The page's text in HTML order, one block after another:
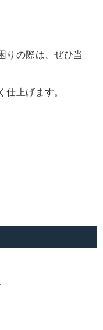
りの際は、ぜひ当
仕上げます。